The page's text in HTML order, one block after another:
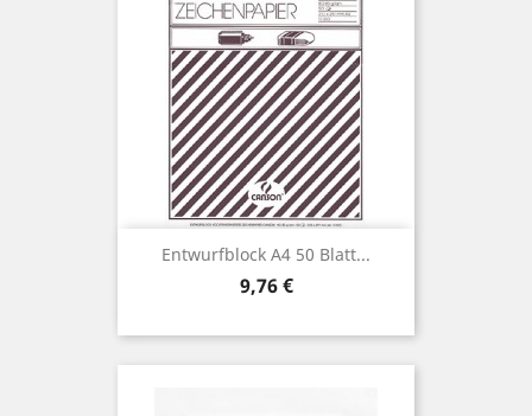
Entwurfblock A4 50 Blatt...
Preis
9,76 €